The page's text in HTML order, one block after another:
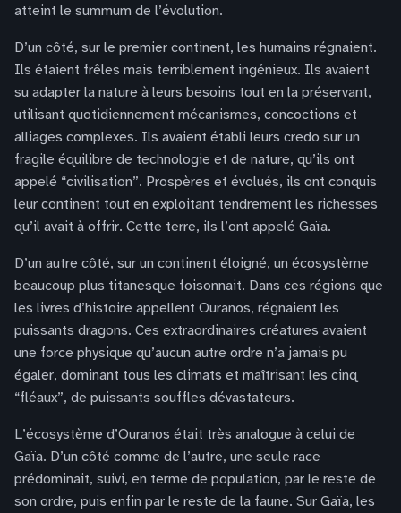
atteint le summum de l’évolution.
D’un côté, sur le premier continent, les humains régnaient.
Ils étaient frêles mais terriblement ingénieux. Ils avaient
su adapter la nature à leurs besoins tout en la préservant,
utilisant quotidiennement mécanismes, concoctions et
alliages complexes. Ils avaient établi leurs credo sur un
fragile équilibre de technologie et de nature, qu’ils ont
appelé “civilisation”. Prospères et évolués, ils ont conquis
leur continent tout en exploitant tendrement les richesses
qu’il avait à offrir. Cette terre, ils l’ont appelé Gaïa.
D’un autre côté, sur un continent éloigné, un écosystème
beaucoup plus titanesque foisonnait. Dans ces régions que
les livres d’histoire appellent Ouranos, régnaient les
puissants dragons. Ces extraordinaires créatures avaient
une force physique qu’aucun autre ordre n’a jamais pu
égaler, dominant tous les climats et maîtrisant les cinq
“fléaux”, de puissants souffles dévastateurs.
L’écosystème d’Ouranos était très analogue à celui de
Gaïa. D’un côté comme de l’autre, une seule race
prédominait, suivi, en terme de population, par le reste de
son ordre, puis enfin par le reste de la faune. Sur Gaïa, les